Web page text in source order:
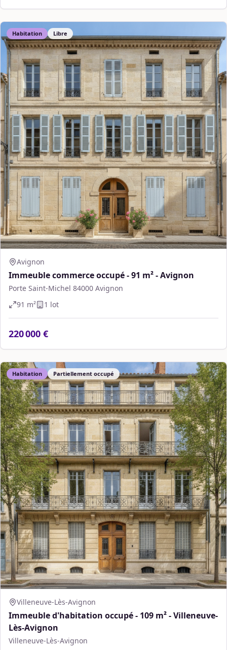
Habitation Libre
Avignon
Immeuble commerce occupé - 91 m² - Avignon
Porte Saint-Michel 84000 Avignon
91 m² 1 lot
220 000 €
Habitation Partiellement occupé
Villeneuve-Lès-Avignon
Immeuble d'habitation occupé - 109 m² - Villeneuve-
Lès-Avignon
Villeneuve-Lès-Avignon